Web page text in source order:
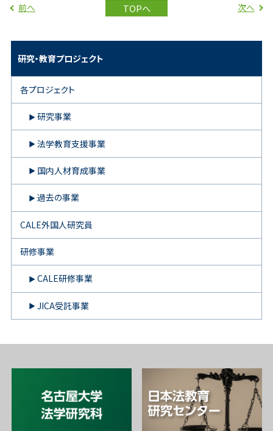
前へ TOPへ 次へ
研究・教育プロジェクト
各プロジェクト
研究事業
法学教育支援事業
国内人材育成事業
過去の事業
CALE外国人研究員
研修事業
CALE研修事業
JICA受託事業